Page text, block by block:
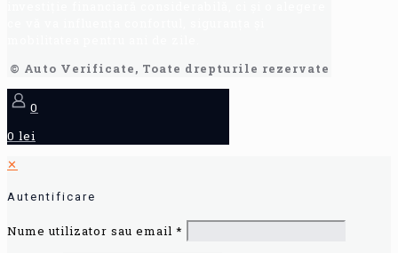
© Auto Verificate, Toate drepturile rezervate
0
0 lei
✕
Autentificare
Nume utilizator sau email *